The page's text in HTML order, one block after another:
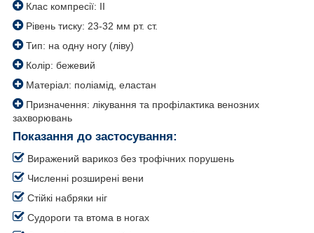
Клас компресії: II
Рівень тиску: 23-32 мм рт. ст.
Тип: на одну ногу (ліву)
Колір: бежевий
Матеріал: поліамід, еластан
Призначення: лікування та профілактика венозних
захворювань
Показання до застосування:
Виражений варикоз без трофічних порушень
Численні розширені вени
Стійкі набряки ніг
Судороги та втома в ногах